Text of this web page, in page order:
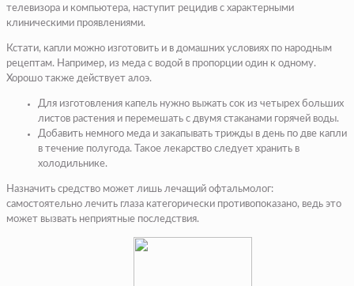
телевизора и компьютера, наступит рецидив с характерными
клиническими проявлениями.
Кстати, капли можно изготовить и в домашних условиях по народным
рецептам. Например, из меда с водой в пропорции один к одному.
Хорошо также действует алоэ.
Для изготовления капель нужно выжать сок из четырех больших
листов растения и перемешать с двумя стаканами горячей воды.
Добавить немного меда и закапывать трижды в день по две капли
в течение полугода. Такое лекарство следует хранить в
холодильнике.
Назначить средство может лишь лечащий офтальмолог:
самостоятельно лечить глаза категорически противопоказано, ведь это
может вызвать неприятные последствия.